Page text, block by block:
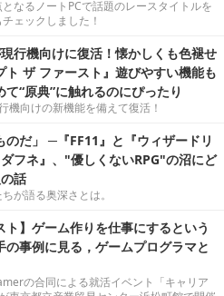
なるノートPCで話題のレースタイトルを
ェックしました！
行機向けに復活！懐かしくも色褪せ
ト ザ ファースト』遊びやすい機能も
“原典”に触れるのにぴったり
機向けの新機能を備えて復活！
のだ」 ─『FF11』と『ウィザードリ
フネ』、"優しくないRPG"の沼にど
話
が語る奥深さとは。
ト】ゲーム作りを仕事にするという
の事例に見る，ゲームプログラマと
の合同による就活イベント「キャリア